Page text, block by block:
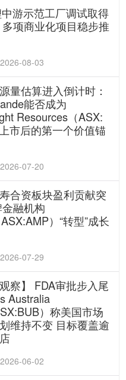
游示范工厂调试取得
项商业化项目稳步推
2026-08-03
量估算进入倒计时：
能否成为
Resources（ASX:
市后的第一个价值锚
2026-07-20
合资板块盈利贡献突
融机构
）“转型”成长
2026-07-29
观察】 FDA审批步入尾
Australia
）称美国市场
维持不变 目标覆盖逾
2026-06-02